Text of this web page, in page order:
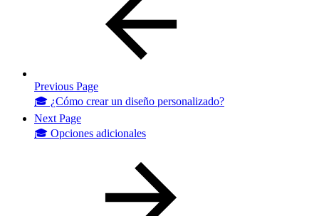
Previous Page
🎓 ¿Cómo crear un diseño personalizado?
Next Page
🎓 Opciones adicionales